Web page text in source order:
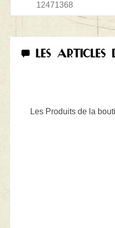
12471368
LES
Les Produits de la